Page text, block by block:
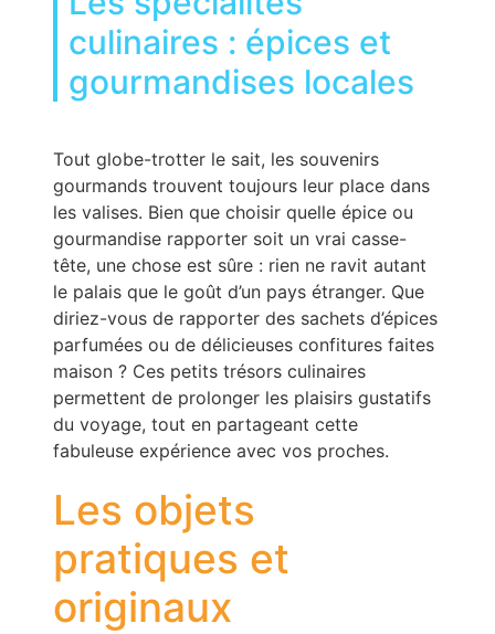
culinaires : épices et
gourmandises locales
Tout globe-trotter le sait, les souvenirs
gourmands trouvent toujours leur place dans
les valises. Bien que choisir quelle épice ou
gourmandise rapporter soit un vrai casse-
tête, une chose est sûre : rien ne ravit autant
le palais que le goût d’un pays étranger. Que
diriez-vous de rapporter des sachets d’épices
parfumées ou de délicieuses confitures faites
maison ? Ces petits trésors culinaires
permettent de prolonger les plaisirs gustatifs
du voyage, tout en partageant cette
fabuleuse expérience avec vos proches.
Les objets
pratiques et
originaux